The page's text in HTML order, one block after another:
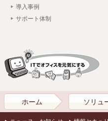
導入事例
サポート体制
ホーム ソリュ